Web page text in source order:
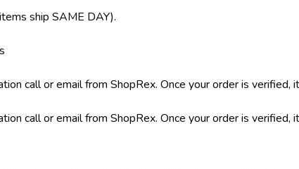
ship SAME DAY).
call or email from ShopRex. Once your order is verified,
call or email from ShopRex. Once your order is verified,